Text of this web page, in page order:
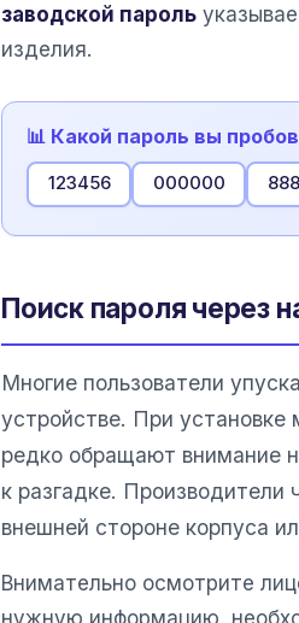
заводской пароль
изделия.
📊 Какой пароль вы
123456 000000
Поиск пароля через
Многие пользователи
устройстве. При установке
редко обращают внимание
к разгадке.
внешней стороне корпуса
Внимательно осмотрите